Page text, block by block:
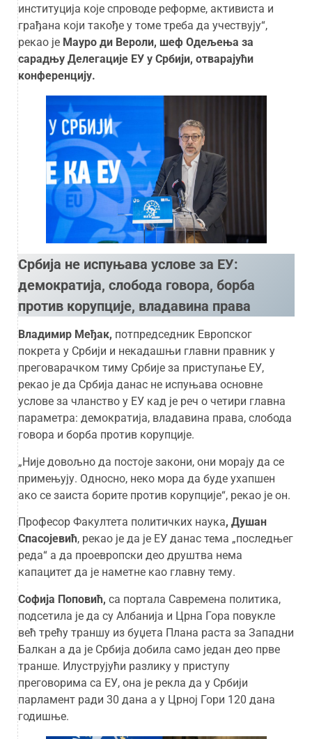
институција које спроводе реформе, активиста и
грађана који такође у томе треба да учествују“,
рекао је Мауро ди Вероли, шеф Одељења за
сарадњу Делегације ЕУ у Србији, отварајући
конференцију.
Србија не испуњава услове за ЕУ:
демократија, слобода говора, борба
против корупције, владавина права
Владимир Међак, потпредседник Европског
покрета у Србији и некадашњи главни правник у
преговарачком тиму Србије за приступање ЕУ,
рекао је да Србија данас не испуњава основне
услове за чланство у ЕУ кад је реч о четири главна
параметра: демократија, владавина права, слобода
говора и борба против корупције.
„Није довољно да постоје закони, они морају да се
примењују. Односно, неко мора да буде ухапшен
ако се заиста борите против корупције“, рекао је он.
Професор Факултета политичких наука, Душан
Спасојевић, рекао је да је ЕУ данас тема „последњег
реда“ а да проевропски део друштва нема
капацитет да је наметне као главну тему.
Софија Поповић, са портала Савремена политика,
подсетила је да су Албанија и Црна Гора повукле
већ трећу траншу из буџета Плана раста за Западни
Балкан а да је Србија добила само један део прве
транше. Илуструјући разлику у приступу
преговорима са ЕУ, она је рекла да у Србији
парламент ради 30 дана а у Црној Гори 120 дана
годишње.